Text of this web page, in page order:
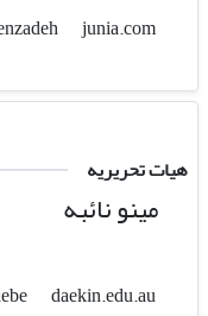
junia.com
هیات تحریریه
مینو نائبه
daekin.edu.au